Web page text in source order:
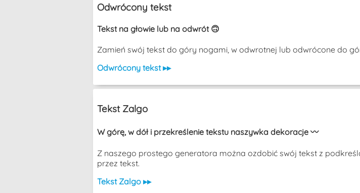
Odwrócony tekst
Tekst na głowie lub na odwrót 🙃
Zamień swój tekst do góry nogami, w odwrotnej lub odwrócone do
Odwrócony tekst ▸▸
Tekst Zalgo
W górę, w dół i przekreślenie tekstu naszywka dekoracje 〰️
Z naszego prostego generatora można ozdobić swój tekst z
przez tekst.
Tekst Zalgo ▸▸